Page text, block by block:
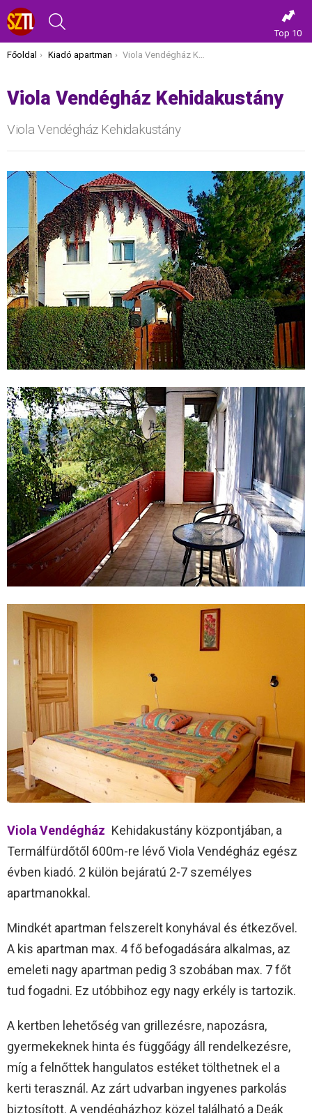
Top 10
Itt vagy most:
Főoldal Kiadó apartman Viola Vendégház Kehidakustány
Viola Vendégház Kehidakustány
Viola Vendégház Kehidakustány
Viola Vendégház Kehidakustány központjában, a
Termálfürdőtől 600m-re lévő Viola Vendégház egész
évben kiadó. 2 külön bejáratú 2-7 személyes
apartmanokkal.
Mindkét apartman felszerelt konyhával és étkezővel.
A kis apartman max. 4 fő befogadására alkalmas, az
emeleti nagy apartman pedig 3 szobában max. 7 főt
tud fogadni. Ez utóbbihoz egy nagy erkély is tartozik.
A kertben lehetőség van grillezésre, napozásra,
gyermekeknek hinta és függőágy áll rendelkezésre,
míg a felnőttek hangulatos estéket tölthetnek el a
kerti terasznál. Az zárt udvarban ingyenes parkolás
biztosított. A vendégházhoz közel található a Deák